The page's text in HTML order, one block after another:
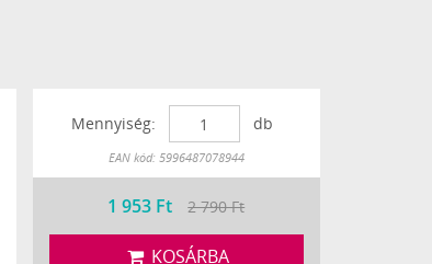
Mennyiség: db
Készleten
EAN kód: 5996487078944
1 953 Ft 2 790 Ft
KOSÁRBA